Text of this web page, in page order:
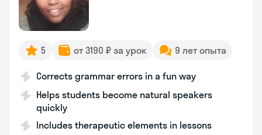
5 от 3190 ₽ за урок 9 лет опыта
Corrects grammar errors in a fun way
Helps students become natural speakers
quickly
Includes therapeutic elements in lessons